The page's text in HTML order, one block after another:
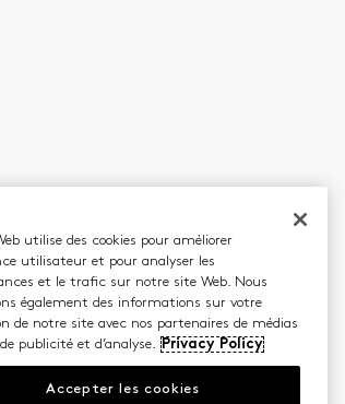
utilise des cookies pour améliorer
utilisateur et pour analyser les
et le trafic sur notre site Web. Nous
également des informations sur votre
de notre site avec nos partenaires de médias
publicité et d’analyse.
Privacy Policy
Accepter les cookies